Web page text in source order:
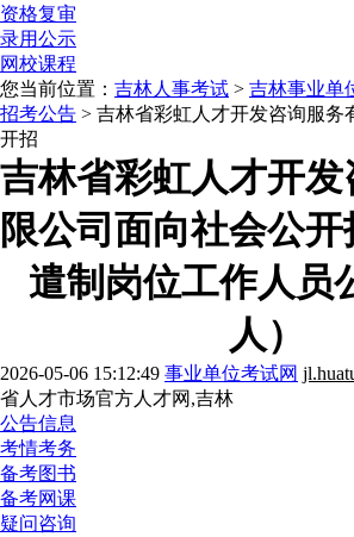
资格复审
录用公示
网校课程
您当前位置： 吉林人事考试 > 吉林事业单
招考公告 > 吉林省彩虹人才开发咨询服务
开招
吉林省彩虹人才开
限公司面向社会公
遣制岗位工作人员
人）
2026-05-06 15:12:49 事业单位考试网
省人才市场官方人才网,吉林
公告信息
考情考务
备考图书
备考网课
疑问咨询